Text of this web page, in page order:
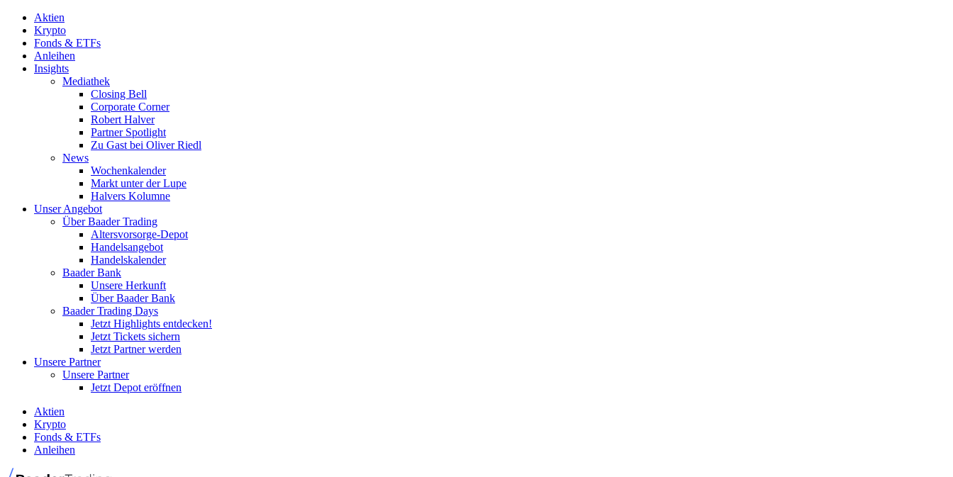
Aktien
Krypto
Fonds & ETFs
Anleihen
Insights
Mediathek
Closing Bell
Corporate Corner
Robert Halver
Partner Spotlight
Zu Gast bei Oliver Riedl
News
Wochenkalender
Markt unter der Lupe
Halvers Kolumne
Unser Angebot
Über Baader Trading
Altersvorsorge-Depot
Handelsangebot
Handelskalender
Baader Bank
Unsere Herkunft
Über Baader Bank
Baader Trading Days
Jetzt Highlights entdecken!
Jetzt Tickets sichern
Jetzt Partner werden
Unsere Partner
Unsere Partner
Jetzt Depot eröffnen
Aktien
Krypto
Fonds & ETFs
Anleihen